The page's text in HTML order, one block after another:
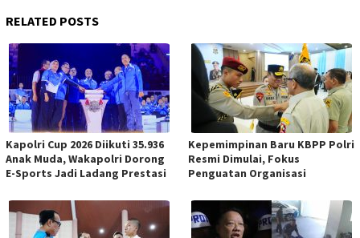
RELATED POSTS
Kapolri Cup 2026 Diikuti 35.936
Anak Muda, Wakapolri Dorong
E-Sports Jadi Ladang Prestasi
Kepemimpinan Baru KBPP Polri
Resmi Dimulai, Fokus
Penguatan Organisasi